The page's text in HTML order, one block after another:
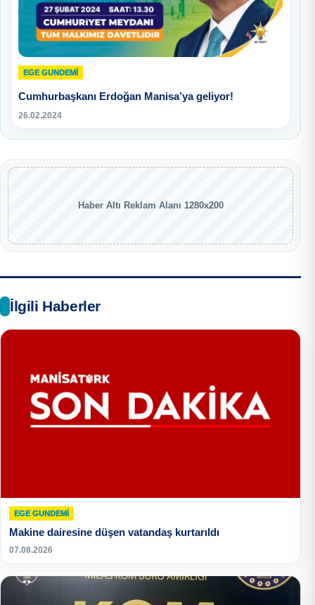
EGE GUNDEMİ
Cumhurbaşkanı Erdoğan Manisa’ya geliyor!
26.02.2024
Haber Altı Reklam Alanı 1280x200
İlgili Haberler
EGE GUNDEMİ
Makine dairesine düşen vatandaş kurtarıldı
07.08.2026